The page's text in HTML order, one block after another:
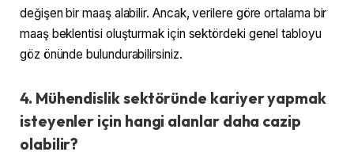
değişen bir maaş alabilir. Ancak, verilere göre ortalama bir
maaş beklentisi oluşturmak için sektördeki genel tabloyu
göz önünde bulundurabilirsiniz.
4. Mühendislik sektöründe kariyer yapmak
isteyenler için hangi alanlar daha cazip
olabilir?